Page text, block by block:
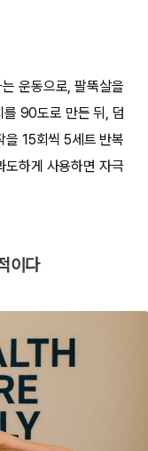
운동으로, 팔뚝살을
를 90도로 만든 뒤, 덤
을 15회씩 5세트 반복
도하게 사용하면 자극
이다